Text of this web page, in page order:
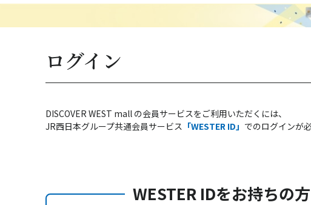
ログイン
DISCOVER WEST mall の会員サービスをご利用いただくには、
JR西日本グループ共通会員サービス 「WESTER ID」 でのログインが必
WESTER IDをお持ちの方